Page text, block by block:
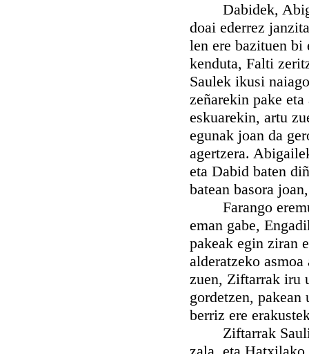
Dabidek,
doai ederrez
len ere bazituen
kenduta, Falti
Saulek ikusi
zeñarekin pake
eskuarekin, artu
egunak joan da
agertzera.
eta Dabid baten
batean basora
Farango
eman gabe,
pakeak egin ziran
alderatzeko
zuen, Ziftarrak iru
gordetzen,
berriz ere
Ziftarrak Sauli